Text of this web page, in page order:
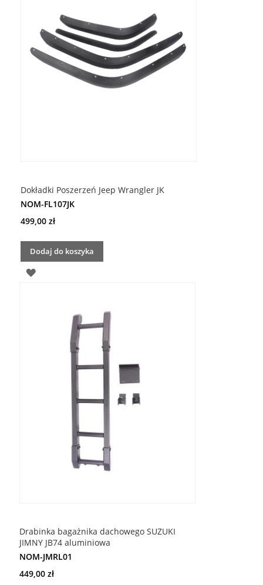
Dokładki Poszerzeń Jeep Wrangler JK
NOM-FL107JK
499,00 zł
Dodaj do koszyka
DODAJ
Drabinka bagażnika dachowego SUZUKI
JIMNY JB74 aluminiowa
NOM-JMRL01
449,00 zł